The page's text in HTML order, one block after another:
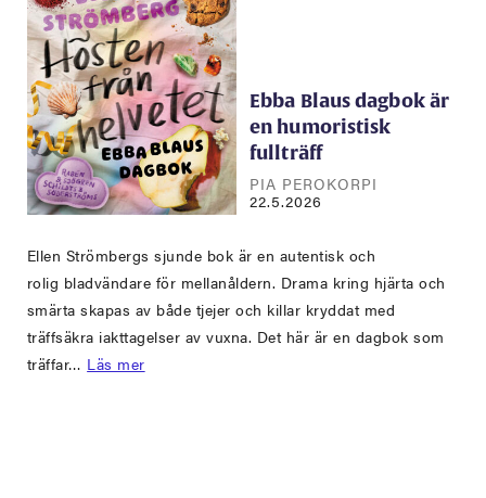
Ebba Blaus dagbok är
en humoristisk
fullträff
PIA PEROKORPI
22.5.2026
Ellen Strömbergs sjunde bok är en autentisk och
rolig bladvändare för mellanåldern. Drama kring hjärta och
smärta skapas av både tjejer och killar kryddat med
träffsäkra iakttagelser av vuxna. Det här är en dagbok som
träffar… Läs mer